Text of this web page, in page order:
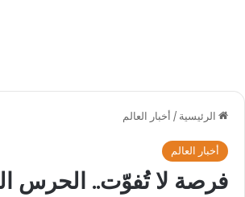
الرئيسية / أخبار العالم
أخبار العالم
فرصة لا تُفوّت.. الحرس